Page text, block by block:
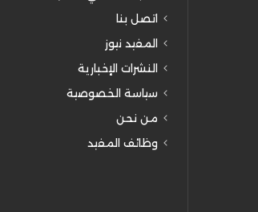
اتصل بنا
المفيد نيوز
النشرات الإخبارية
سياسة الخصوصية
من نحن
وظائف المفيد